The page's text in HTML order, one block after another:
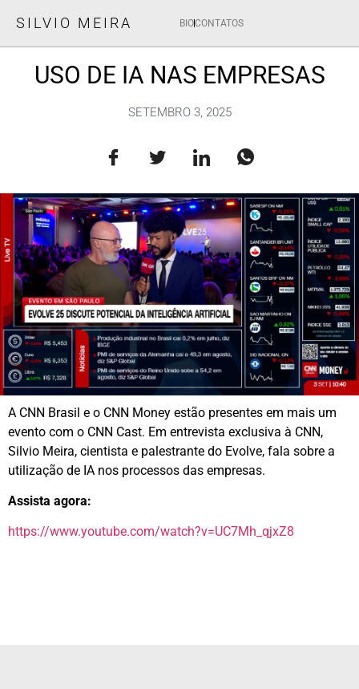
SILVIO MEIRA BIOCONTATOS
USO DE IA NAS EMPRESAS
SETEMBRO 3, 2025
A CNN Brasil e o CNN Money estão presentes em mais um
evento com o CNN Cast. Em entrevista exclusiva à CNN,
Silvio Meira, cientista e palestrante do Evolve, fala sobre a
utilização de IA nos processos das empresas.
Assista agora:
https://www.youtube.com/watch?v=UC7Mh_qjxZ8